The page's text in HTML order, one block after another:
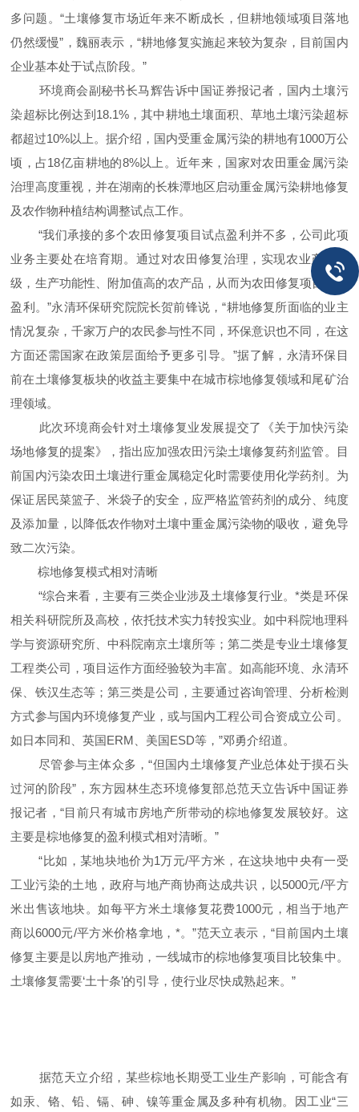
多问题。“土壤修复市场近年来不断成长，但耕地领域项目落地
仍然缓慢”，魏丽表示，“耕地修复实施起来较为复杂，目前国内
企业基本处于试点阶段。”
环境商会副秘书长马辉告诉中国证券报记者，国内土壤污
染超标比例达到18.1%，其中耕地土壤面积、草地土壤污染超标
都超过10%以上。据介绍，国内受重金属污染的耕地有1000万公
顷，占18亿亩耕地的8%以上。近年来，国家对农田重金属污染
治理高度重视，并在湖南的长株潭地区启动重金属污染耕地修复
及农作物种植结构调整试点工作。
“我们承接的多个农田修复项目试点盈利并不多，公司此项
业务主要处在培育期。通过对农田修复治理，实现农业产业升
级，生产功能性、附加值高的农产品，从而为农田修复项目带来
盈利。”永清环保研究院院长贺前锋说，“耕地修复所面临的业主
情况复杂，千家万户的农民参与性不同，环保意识也不同，在这
方面还需国家在政策层面给予更多引导。”据了解，永清环保目
前在土壤修复板块的收益主要集中在城市棕地修复领域和尾矿治
理领域。
此次环境商会针对土壤修复业发展提交了《关于加快污染
场地修复的提案》，指出应加强农田污染土壤修复药剂监管。目
前国内污染农田土壤进行重金属稳定化时需要使用化学药剂。为
保证居民菜篮子、米袋子的安全，应严格监管药剂的成分、纯度
及添加量，以降低农作物对土壤中重金属污染物的吸收，避免导
致二次污染。
棕地修复模式相对清晰
“综合来看，主要有三类企业涉及土壤修复行业。*类是环保
相关科研院所及高校，依托技术实力转投实业。如中科院地理科
学与资源研究所、中科院南京土壤所等；第二类是专业土壤修复
工程类公司，项目运作方面经验较为丰富。如高能环境、永清环
保、铁汉生态等；第三类是公司，主要通过咨询管理、分析检测
方式参与国内环境修复产业，或与国内工程公司合资成立公司。
如日本同和、英国ERM、美国ESD等，”邓勇介绍道。
尽管参与主体众多，“但国内土壤修复产业总体处于摸石头
过河的阶段”，东方园林生态环境修复部总范天立告诉中国证券
报记者，“目前只有城市房地产所带动的棕地修复发展较好。这
主要是棕地修复的盈利模式相对清晰。”
“比如，某地块地价为1万元/平方米，在这块地中央有一受
工业污染的土地，政府与地产商协商达成共识，以5000元/平方
米出售该地块。如每平方米土壤修复花费1000元，相当于地产
商以6000元/平方米价格拿地，*。”范天立表示，“目前国内土壤
修复主要是以房地产推动，一线城市的棕地修复项目比较集中。
土壤修复需要‘土十条’的引导，使行业尽快成熟起来。”
据范天立介绍，某些棕地长期受工业生产影响，可能含有
如汞、铬、铅、镉、砷、镍等重金属及多种有机物。因工业“三